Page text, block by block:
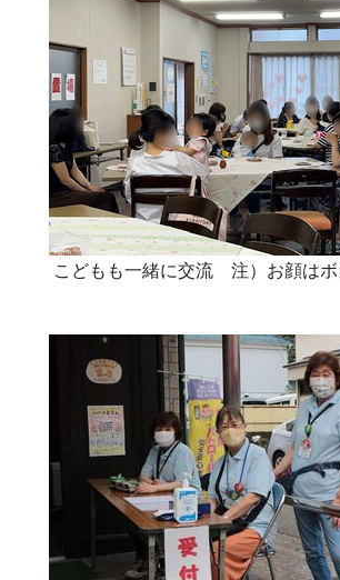
こどもも一緒に交流 注）お顔はボ